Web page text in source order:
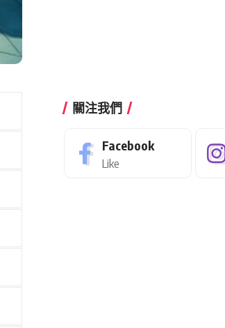
關注我們
Facebook
Like